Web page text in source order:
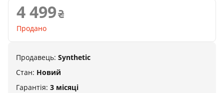
4 499
Продано
Продавець: Synthetic
Стан: Новий
Гарантія: 3 місяці